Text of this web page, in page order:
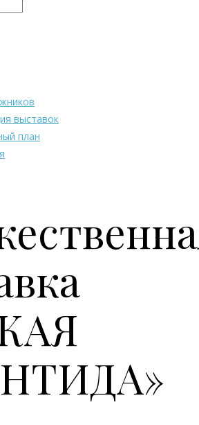
выставок
план